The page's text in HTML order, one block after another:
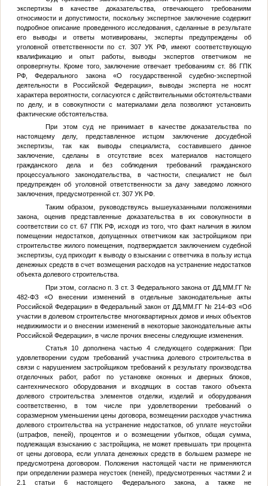
экспертизы в качестве доказательства, отвечающего требованиям
относимости и допустимости, поскольку экспертное заключение содержит
подробное описание проведенного исследования, сделанные в результате
его выводы и ответы мотивированы, эксперты предупреждены об
уголовной ответственности по ст. 307 УК РФ, имеют соответствующую
квалификацию и опыт работы, выводы экспертов ответчиком не
опровергнуты. Кроме того, заключение отвечает требованиям ст. 86 ГПК
РФ, Федерального закона «О государственной судебно-экспертной
деятельности в Российской Федерации», выводы эксперта не носят
характера вероятности, согласуются с действительными обстоятельствами
по делу, и в совокупности с материалами дела позволяют установить
фактические обстоятельства.
При этом суд не принимает в качестве доказательства по
настоящему делу, представленное истцом заключение досудебной
экспертизы, так как выводы специалиста, составившего данное
заключение, сделаны в отсутствие всех материалов настоящего
гражданского дела и без соблюдения требований гражданского
процессуального законодательства, в частности, специалист не был
предупрежден об уголовной ответственности за дачу заведомо ложного
заключения, предусмотренной ст. 307 УК РФ.
Таким образом, руководствуясь вышеуказанными положениями
закона, оценив представленные доказательства в их совокупности в
соответствии со ст. 67 ГПК РФ, исходя из того, что факт наличия в жилом
помещении недостатков, допущенных ответчиком как застройщиком при
строительстве жилого помещения, подтверждается заключением судебной
экспертизы, суд приходит к выводу о взыскании с ответчика в пользу истца
денежных средств в счет возмещения расходов на устранение недостатков
объекта долевого строительства.
При этом, согласно п. 3 ст. 3 Федерального закона от ДД.ММ.ГГ№
482-ФЗ «О внесении изменений в отдельные законодательные акты
Российской Федерации» в Федеральный закон от ДД.ММ.ГГ№ 214-ФЗ «Об
участии в долевом строительстве многоквартирных домов и иных объектов
недвижимости и о внесении изменений в некоторые законодательные акты
Российской Федерации», в числе прочих внесены следующие изменения.
Статья 10 дополнена частью 4 следующего содержания: При
удовлетворении судом требований участника долевого строительства в
связи с нарушением застройщиком требований к результату производства
отделочных работ, работ по установке оконных и дверных блоков,
сантехнического оборудования и входящих в состав такого объекта
долевого строительства элементов отделки, изделий и оборудования
соответственно, в том числе при удовлетворении требований о
соразмерном уменьшении цены договора, возмещении расходов участника
долевого строительства на устранение недостатков, об уплате неустойки
(штрафов, пеней), процентов и о возмещении убытков, общая сумма,
подлежащая взысканию с застройщика, не может превышать три процента
от цены договора, если уплата денежных средств в большем размере не
предусмотрена договором. Положения настоящей части не применяются
при определении размера неустоек (пеней), предусмотренных частями 2 и
2.1 статьи 6 настоящего Федерального закона, а также не